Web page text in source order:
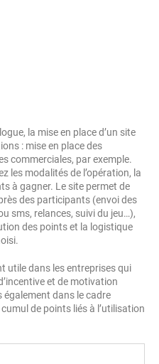
la mise en place d’un site
: mise en place des
commerciales, par exemple.
les modalités de l’opération, la
à gagner. Le site permet de
des participants (envoi des
sms, relances, suivi du jeu…),
des points et la logistique
utile dans les entreprises qui
et de motivation
également dans le cadre
de points liés à l’utilisation